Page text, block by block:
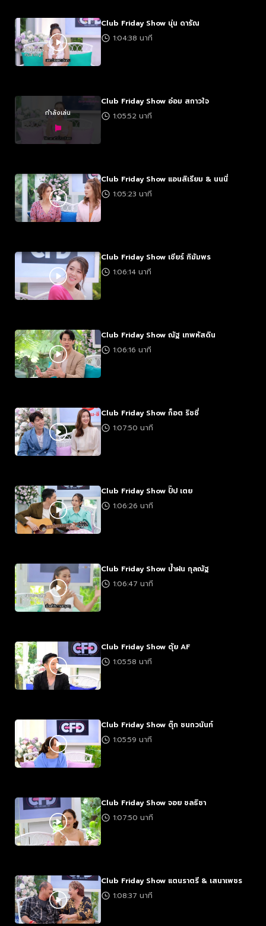
Club Friday Show นุ่น ดารัณ
1:04:38 นาที
กำลังเล่น
Club Friday Show อ๋อม สกาวใจ
1:05:52 นาที
Club Friday Show แอนสิเรียม & นนนี่
1:05:23 นาที
Club Friday Show เชียร์ ฑิฆัมพร
1:06:14 นาที
Club Friday Show ณัฐ เทพหัสดิน
1:06:16 นาที
Club Friday Show ก็อต ริชชี่
1:07:50 นาที
Club Friday Show ปั๊ป เตย
1:06:26 นาที
Club Friday Show น้ำฝน กุลณัฐ
1:06:47 นาที
Club Friday Show ตุ้ย AF
1:05:58 นาที
Club Friday Show ตุ๊ก ชนกวนันท์
1:05:59 นาที
Club Friday Show จอย ชลธิชา
1:07:50 นาที
Club Friday Show แตนราตรี & เสนาเพชร
1:08:37 นาที